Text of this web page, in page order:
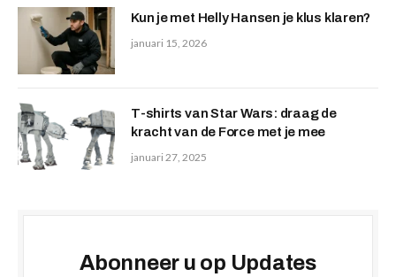
Kun je met Helly Hansen je klus klaren?
januari 15, 2026
T-shirts van Star Wars: draag de
kracht van de Force met je mee
januari 27, 2025
Abonneer u op Updates